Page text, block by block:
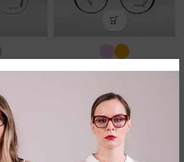
vid
WOOW Big Apple 1
Naočare za vid